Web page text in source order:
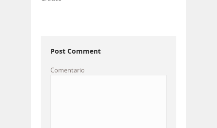
Post Comment
Comentario